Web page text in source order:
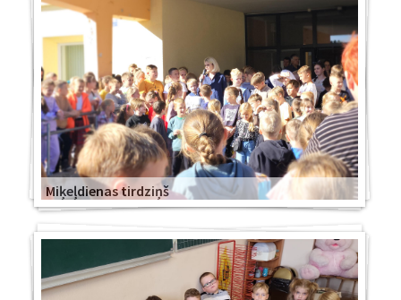
Miķeļdienas tirdziņš